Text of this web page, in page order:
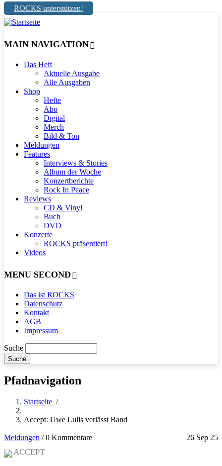
ROCKS unterstützen!
MAIN NAVIGATION
Das Heft
Aktuelle Ausgabe
Alle Ausgaben
Shop
Hefte
Abo
Digital
Merch
Bild & Ton
Meldungen
Features
Interviews & Stories
Album der Woche
Konzertberichte
Rock In Peace
Reviews
CD & Vinyl
Buch
DVD
Konzerte
ROCKS präsentiert!
Videos
MENU SECOND
Das ist ROCKS
Datenschutz
Kontakt
AGB
Impressum
Suche
Pfadnavigation
Startseite /
Accept: Uwe Lulis verlässt Band
Meldungen 26 Sep 25
/0 Kommentare
ACCEPT